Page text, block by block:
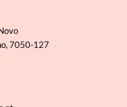
7050-127